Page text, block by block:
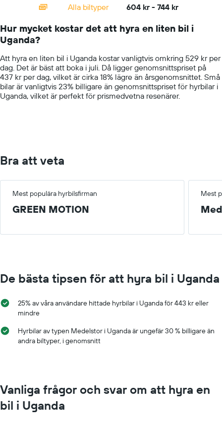
categories.
The
has
1
Y
axis
displaying
Alla biltyper 604 kr - 744 kr
Hur mycket kostar det att hyra en liten bil i
Uganda?
Att hyra en liten bil i Uganda kostar vanligtvis omkring 529 kr per
dag. Det är bäst att boka i juli. Då ligger genomsnittspriset på
437 kr per dag, vilket är cirka 18% lägre än årsgenomsnittet. Små
bilar är vanligtvis 23% billigare än genomsnittspriset för hyrbilar i
Uganda, vilket är perfekt för prismedvetna resenärer.
Bra att veta
Mest populära hyrbilsfirman Mest
GREEN MOTION
De bästa tipsen för att hyra bil i Uganda
25% av våra användare hittade hyrbilar i Uganda för 443 kr eller
mindre
Hyrbilar av typen Medelstor i Uganda är ungefär 30 % billigare än
andra biltyper, i genomsnitt
Vanliga frågor och svar om att hyra en
bil i Uganda